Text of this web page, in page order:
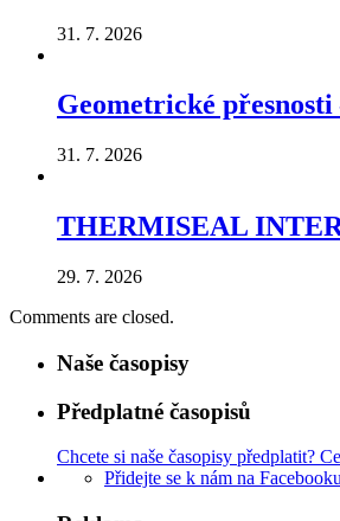
31. 7. 2026
Geometrické
31. 7. 2026
THERMISEAL
29. 7. 2026
Comments are closed.
Naše časopisy
Předplatné časopisů
Chcete si naše časopisy předplatit?
Přidejte se k nám na Facebooku